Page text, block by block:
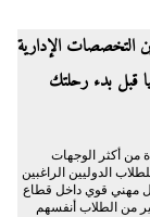
التخصصات الإدارية
قبل بدء رحلتك
من أكثر الوجهات
الدوليين الراغبين
مهني قوي داخل قطاع
من الطلاب أنفسهم